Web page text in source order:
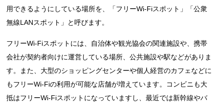
用できるようにしている場所を、「フリーWi-Fiスポット」「公衆
無線LANスポット」と呼びます。
フリーWi-Fiスポットには、自治体や観光協会の関連施設や、携帯
会社が契約者向けに運営している場所、公共施設や駅などがありま
す。また、大型のショッピングセンターや個人経営のカフェなどに
もフリーWi-Fiの利用が可能な店舗が増えています。コンビニも大
抵はフリーWi-Fiスポットになっていますし、最近では新幹線やバ